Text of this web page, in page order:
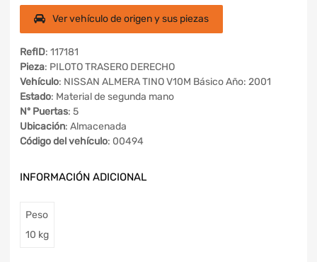
Ver vehículo de origen y sus piezas
RefID: 117181
Pieza: PILOTO TRASERO DERECHO
Vehículo: NISSAN ALMERA TINO V10M Básico Año: 2001
Estado: Material de segunda mano
Nº Puertas: 5
Ubicación: Almacenada
Código del vehículo: 00494
INFORMACIÓN ADICIONAL
Peso
10 kg